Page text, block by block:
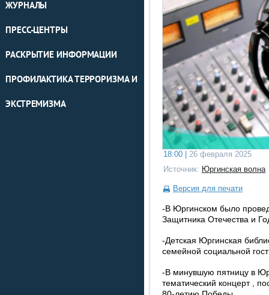
ЖУРНАЛЫ
ПРЕСС-ЦЕНТРЫ
РАСКРЫТИЕ ИНФОРМАЦИИ
ПРОФИЛАКТИКА ТЕРРОРИЗМА И
ЭКСТРЕМИЗМА
18:00 |
26 февраля 2025
Источник: Юргинская волна
Версия для печати
-В Юргинском было
Защитника Отечества и
-Детская Юргинская
семейной социальной
-В минувшую пятницу в
тематический концерт ,